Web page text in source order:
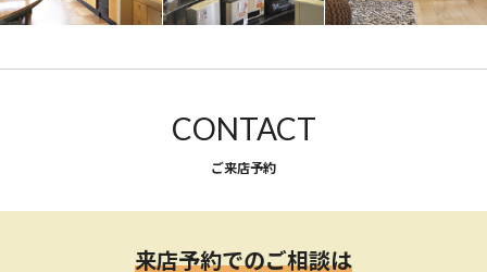
CONTACT
ご来店予約
来店予約でのご相談は